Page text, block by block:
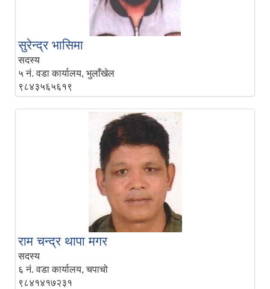
सुरेन्द्र भासिमा
सदस्य
५ नं. वडा कार्यालय, भुलाँखेल
९८४३५६५६१९
राम चन्द्र थापा मगर
सदस्य
६ नं. वडा कार्यालय, चपाचो
९८४१४१७२३१